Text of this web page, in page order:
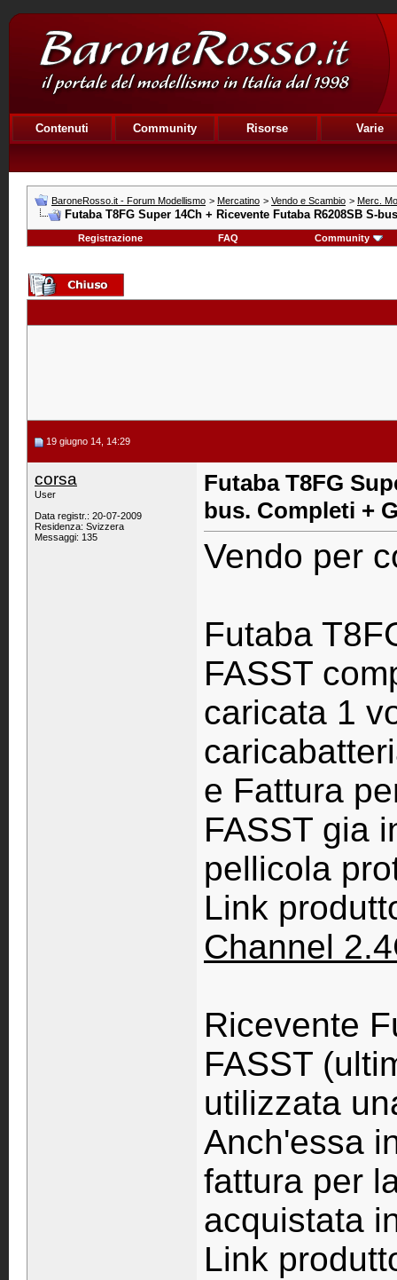
Contenuti Community Risorse Varie
BaroneRosso.it - Forum Modellismo > Mercatino > Vendo e Scambio > Merc.
Futaba T8FG Super 14Ch + Ricevente Futaba R6208SB S-
Registrazione FAQ Community
19 giugno 14, 14:29
corsa
User
Data registr.: 20-07-2009
Residenza: Svizzera
Messaggi: 135
Futaba T8FG
bus. Completi +
Vendo per
Futaba
FASST
caricata 1
e Fattura
FASST gia
pellicola
Link
Channel
Ricevente
FASST
utilizzata
Anch'essa
fattura per
acquistata
Link